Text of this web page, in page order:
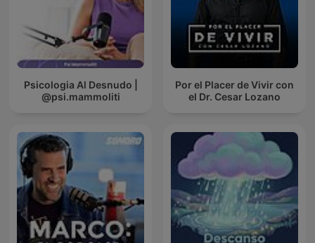
Psicologia Al Desnudo |
@psi.mammoliti
Por el Placer de Vivir con
el Dr. Cesar Lozano